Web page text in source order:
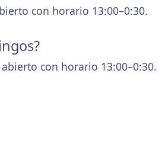
con horario 13:00–0:30.
con horario 13:00–0:30.